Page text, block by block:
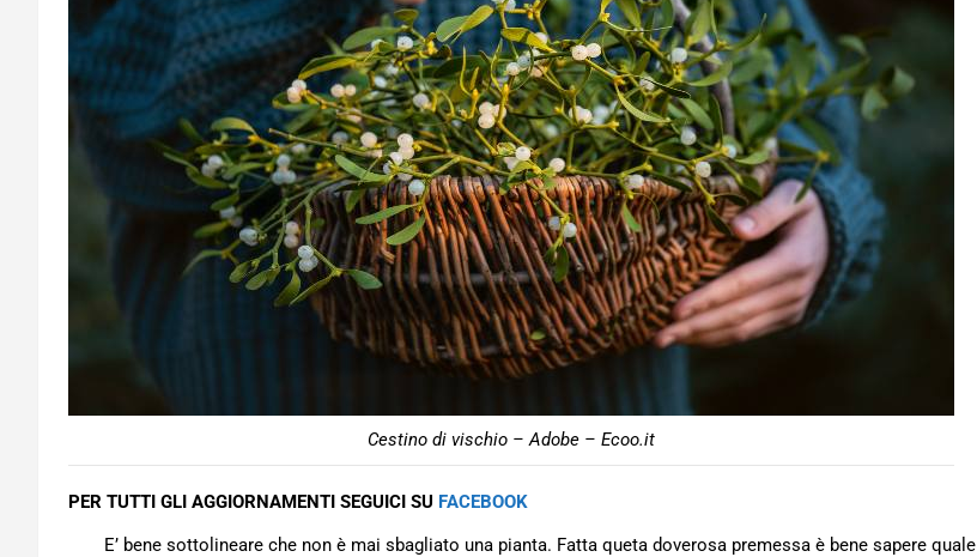
Cestino di vischio – Adobe – Ecoo.it
PER TUTTI GLI AGGIORNAMENTI SEGUICI SU FACEBOOK
E’ bene sottolineare che non è mai sbagliato una pianta. Fatta queta doverosa premessa è bene sapere quale